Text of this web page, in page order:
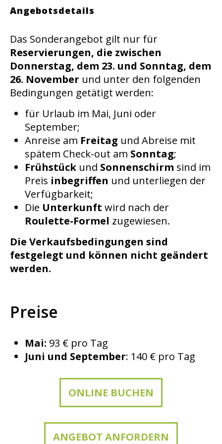
Angebotsdetails
Das Sonderangebot gilt nur für
Reservierungen, die zwischen
Donnerstag, dem 23. und Sonntag, dem
26. November und unter den folgenden
Bedingungen getätigt werden:
für Urlaub im Mai, Juni oder
September;
Anreise am Freitag und Abreise mit
spätem Check-out am Sonntag;
Frühstück und Sonnenschirm sind im
Preis inbegriffen und unterliegen der
Verfügbarkeit;
Die Unterkunft wird nach der
Roulette-Formel zugewiesen.
Die Verkaufsbedingungen sind
festgelegt und können nicht geändert
werden.
Preise
Mai: 93 € pro Tag
Juni und September: 140 € pro Tag
ONLINE BUCHEN
ANGEBOT ANFORDERN